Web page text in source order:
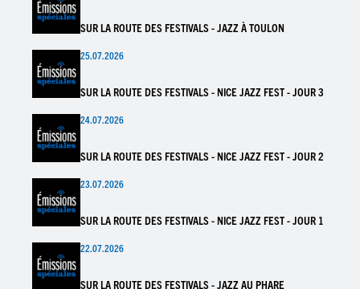
SUR LA ROUTE DES FESTIVALS - JAZZ À TOULON
25.07.2026
SUR LA ROUTE DES FESTIVALS - NICE JAZZ FEST - JOUR 3
24.07.2026
SUR LA ROUTE DES FESTIVALS - NICE JAZZ FEST - JOUR 2
23.07.2026
SUR LA ROUTE DES FESTIVALS - NICE JAZZ FEST - JOUR 1
22.07.2026
SUR LA ROUTE DES FESTIVALS - JAZZ AU PHARE